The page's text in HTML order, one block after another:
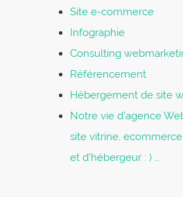
Site e-commerce
Infographie
Consulting
Référencement
Hébergement de site
Notre vie d’agence
site vitrine,
et d’hébergeur : ) …